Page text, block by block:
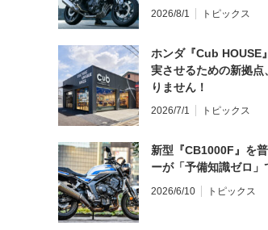
2026/8/1 トピックス
ホンダ『Cub HOUSE
実させるための新拠
りません！
2026/7/1 トピックス
新型『CB1000F』を
ーが「予備知識ゼロ」
2026/6/10 トピックス